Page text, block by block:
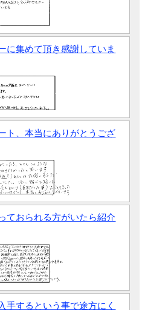
に集めて頂き感謝していま
ト、本当にありがとうござ
ておられる方がいたら紹介
手するという事で途方にく